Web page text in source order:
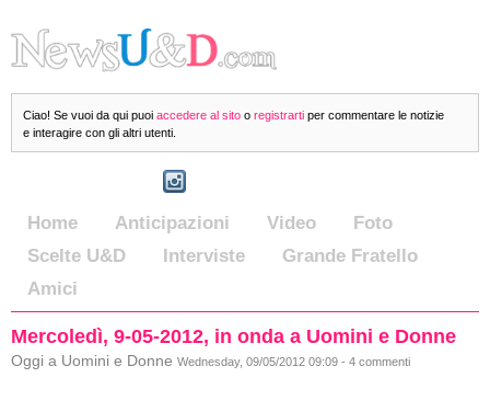
Ciao! Se vuoi da qui puoi accedere al sito o registrarti per commentare le notizie
e interagire con gli altri utenti.
Home Anticipazioni Video
Foto
Scelte U&D
Interviste
Grande Fratello
Amici
Mercoledì, 9-05-2012, in onda a Uomini e Donne
Oggi a Uomini e Donne Wednesday, 09/05/2012 09:09 - 4 commenti